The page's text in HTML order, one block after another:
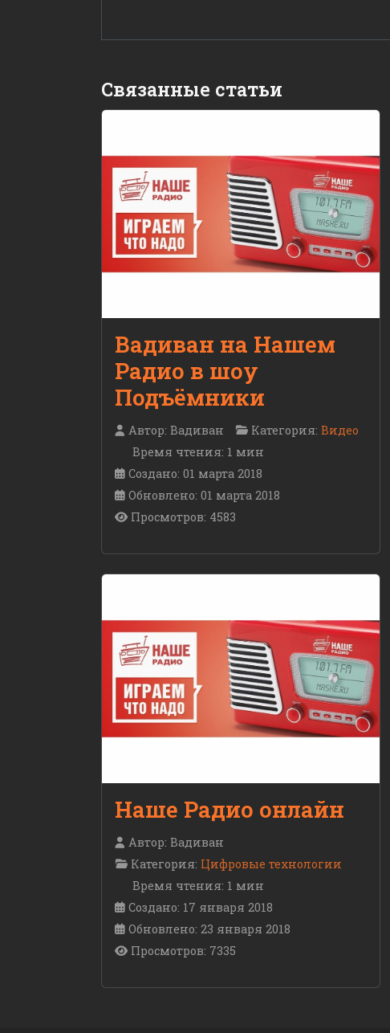
Связанные статьи
Вадиван на Нашем
Радио в шоу
Подъёмники
Автор: Вадиван Категория: Видео
Время чтения: 1 мин
Создано: 01 марта 2018
Обновлено: 01 марта 2018
Просмотров: 4583
Наше Радио онлайн
Автор: Вадиван
Категория: Цифровые технологии
Время чтения: 1 мин
Создано: 17 января 2018
Обновлено: 23 января 2018
Просмотров: 7335